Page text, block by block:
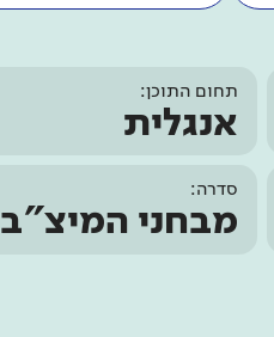
תחום התוכן:
אנגלית
סדרה:
מבחני המיצ"ב